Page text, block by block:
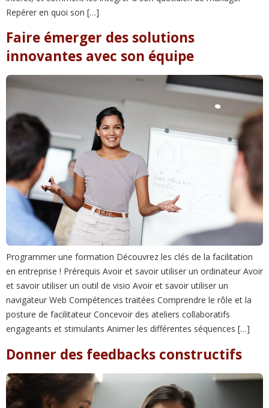
Repérer en quoi son […]
Faire émerger des solutions
innovantes avec son équipe
Programmer une formation Découvrez les clés de la facilitation
en entreprise ! Prérequis Avoir et savoir utiliser un ordinateur Avoir
et savoir utiliser un outil de visio Avoir et savoir utiliser un
navigateur Web Compétences traitées Comprendre le rôle et la
posture de facilitateur Concevoir des ateliers collaboratifs
engageants et stimulants Animer les différentes séquences […]
Donner des feedbacks constructifs